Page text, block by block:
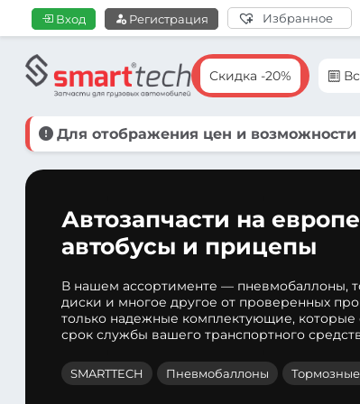
Вход Регистрация Избранное
Скидка -20%
Для отображения цен и возможности
Автозапчасти на
автобусы и прицепы
В нашем ассортименте — пневмобаллоны,
диски и многое другое от проверенных
только надежные комплектующие, которые
срок службы вашего транспортного
SMARTTECH Пневмобаллоны